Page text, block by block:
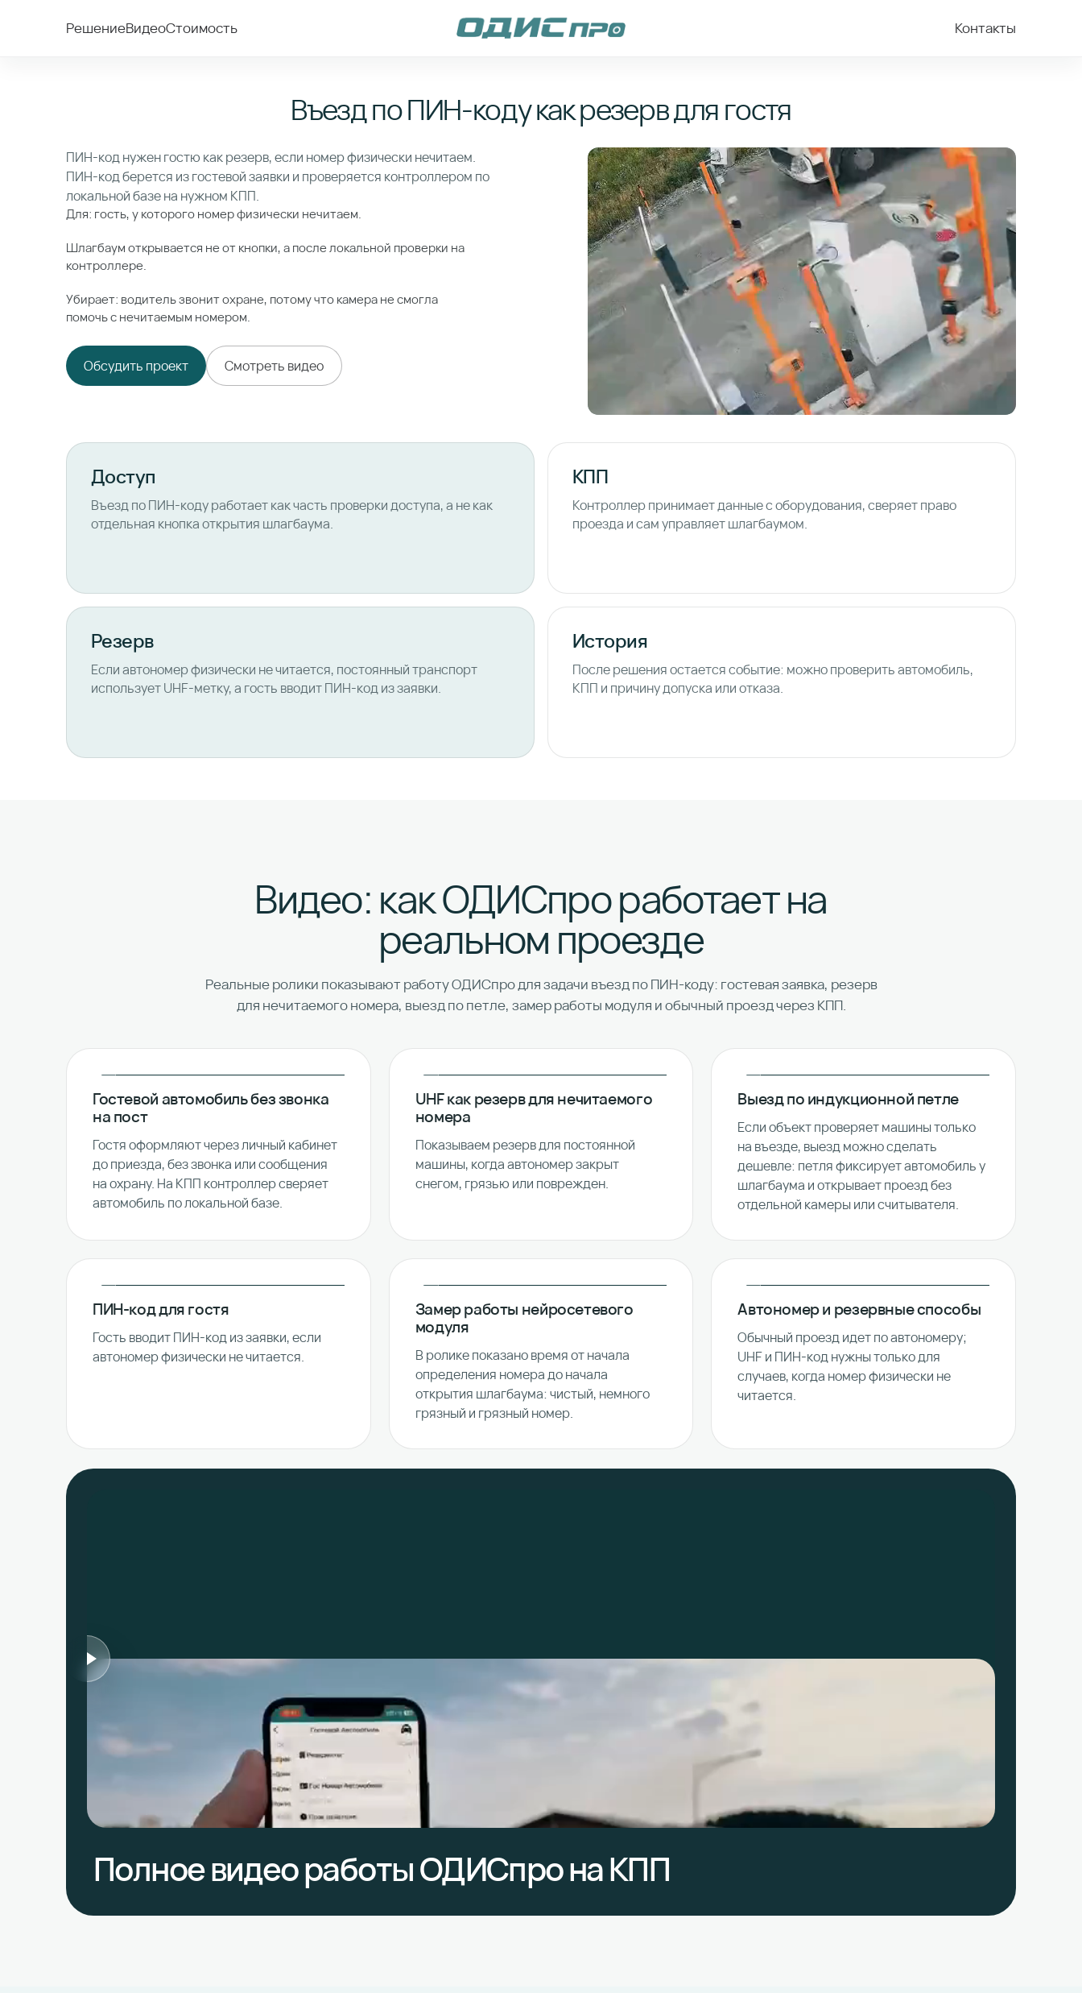
РешениеВидеоСтоимость Контакты
Въезд по ПИН-коду как резерв для гостя
ПИН-код нужен гостю как резерв, если номер физически нечитаем.
ПИН-код берется из гостевой заявки и проверяется контроллером по
локальной базе на нужном КПП.
Для: гость, у которого номер физически нечитаем.
Шлагбаум открывается не от кнопки, а после локальной проверки на
контроллере.
Убирает: водитель звонит охране, потому что камера не смогла
помочь с нечитаемым номером.
Обсудить проект Смотреть видео
Доступ
Въезд по ПИН-коду работает как часть проверки доступа, а не как
отдельная кнопка открытия шлагбаума.
КПП
Контроллер принимает данные с оборудования, сверяет право
проезда и сам управляет шлагбаумом.
Резерв
Если автономер физически не читается, постоянный транспорт
использует UHF-метку, а гость вводит ПИН-код из заявки.
История
После решения остается событие: можно проверить автомобиль,
КПП и причину допуска или отказа.
Видео: как ОДИСпро работает на
реальном проезде
Реальные ролики показывают работу ОДИСпро для задачи въезд по ПИН-коду: гостевая заявка, резерв
для нечитаемого номера, выезд по петле, замер работы модуля и обычный проезд через КПП.
Гостевой автомобиль без звонка
на пост
Гостя оформляют через личный кабинет
до приезда, без звонка или сообщения
на охрану. На КПП контроллер сверяет
автомобиль по локальной базе.
UHF как резерв для нечитаемого
номера
Показываем резерв для постоянной
машины, когда автономер закрыт
снегом, грязью или поврежден.
Выезд по индукционной петле
Если объект проверяет машины только
на въезде, выезд можно сделать
дешевле: петля фиксирует автомобиль у
шлагбаума и открывает проезд без
отдельной камеры или считывателя.
ПИН-код для гостя
Гость вводит ПИН-код из заявки, если
автономер физически не читается.
Замер работы нейросетевого
модуля
В ролике показано время от начала
определения номера до начала
открытия шлагбаума: чистый, немного
грязный и грязный номер.
Автономер и резервные способы
Обычный проезд идет по автономеру;
UHF и ПИН-код нужны только для
случаев, когда номер физически не
читается.
Полное видео работы ОДИСпро на КПП